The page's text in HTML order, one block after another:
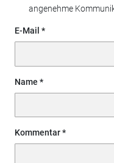
angenehme
E-Mail
Name
Kommentar